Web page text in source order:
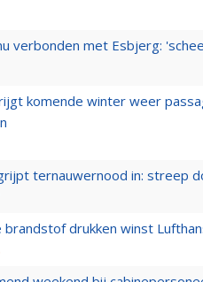
verbonden met Esbjerg:
komende winter weer
ternauwernood in: streep
brandstof drukken winst